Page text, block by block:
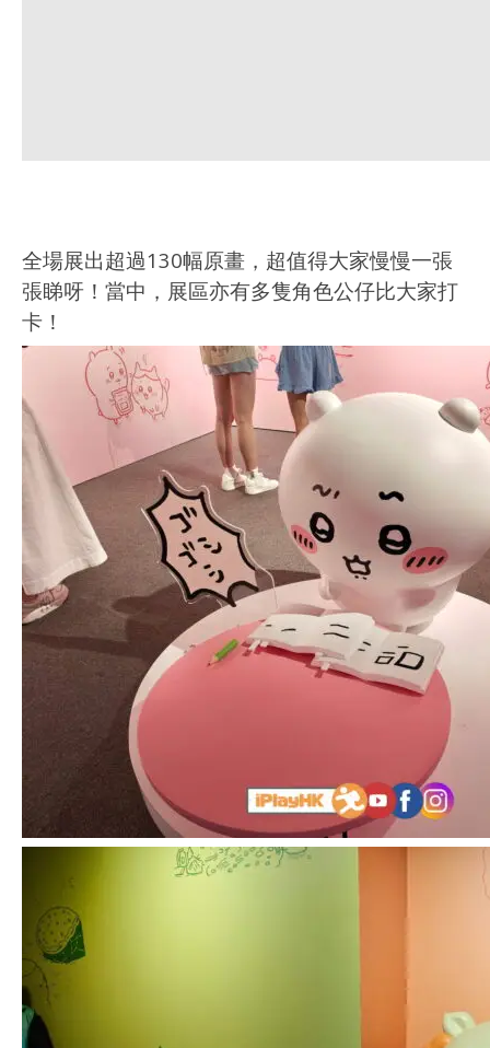
全場展出超過130幅原畫，超值得大家慢慢一張
張睇呀！當中，展區亦有多隻角色公仔比大家打
卡！